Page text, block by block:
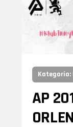
Kategoria:
AP
ORLEN